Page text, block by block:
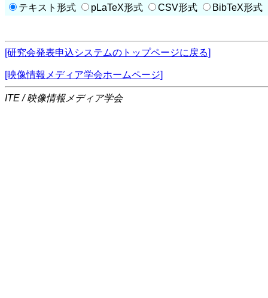
テキスト形式
pLaTeX形式 CSV形式 BibTeX形式
[研究会発表申込システムのトップページに戻る]
[映像情報メディア学会ホームページ]
ITE / 映像情報メディア学会